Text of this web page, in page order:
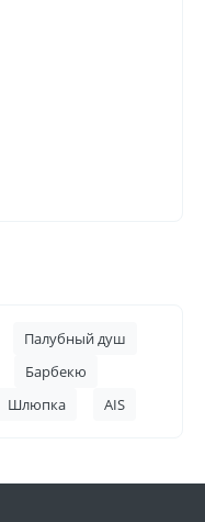
Палубный душ
Барбекю
Шлюпка AIS